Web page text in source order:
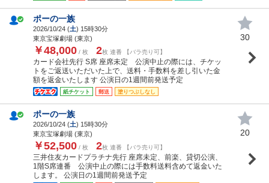
ポーの一族
2026/10/24 (土) 15時30分
東京宝塚劇場 (東京)
￥48,000 / 枚 2枚 連番 【バラ売り可】
カード会社先行 S席 座席未定 公演中止の際には、チケッ
トをご返送いただいた上で、送料・手数料を差し引いた金
額を返金いたします 公演日の1週間前発送予定
紙チケット 郵送 塗りつぶしなし
30
ポーの一族
2026/10/24 (土) 15時30分
東京宝塚劇場 (東京)
￥52,500 / 枚 2枚 連番 【バラ売り可】
三井住友カードプラチナ先行 座席未定、前楽、貸切公演、
1階S席連番 公演中止の際には手数料送料含めて返金いた
します。 公演日の1週間前発送予定
20